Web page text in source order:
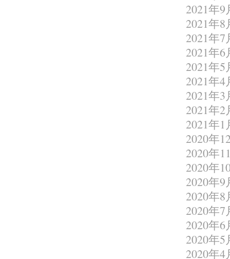
2021年9
2021年8
2021年7
2021年6
2021年5
2021年4
2021年3
2021年2
2021年1
2020年
2020年
2020年
2020年9
2020年8
2020年7
2020年6
2020年5
2020年4